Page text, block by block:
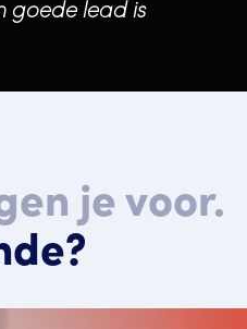
goede lead is
je voor.